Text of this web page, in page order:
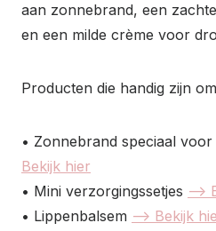
aan zonnebrand, een
en een milde crème voor
Producten die handig zijn
• Zonnebrand speciaal voor
Bekijk hier
• Mini verzorgingssetjes –>
• Lippenbalsem –> Bekijk